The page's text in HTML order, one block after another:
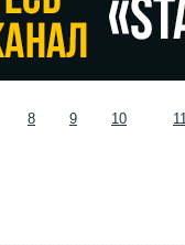
8 9 10